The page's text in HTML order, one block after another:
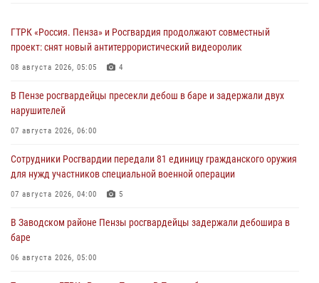
ГТРК «Россия. Пенза» и Росгвардия продолжают совместный
проект: снят новый антитеррористический видеоролик
08 августа 2026, 05:05 4
В Пензе росгвардейцы пресекли дебош в баре и задержали двух
нарушителей
07 августа 2026, 06:00
Сотрудники Росгвардии передали 81 единицу гражданского оружия
для нужд участников специальной военной операции
07 августа 2026, 04:00 5
В Заводском районе Пензы росгвардейцы задержали дебошира в
баре
06 августа 2026, 05:00